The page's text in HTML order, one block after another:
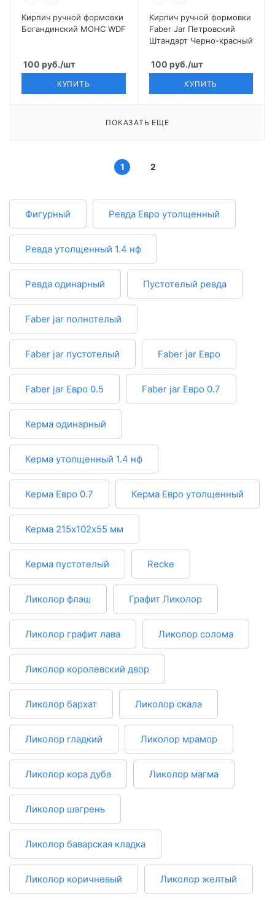
Кирпич ручной формовки
Богандинский МОНС WDF
100 руб./шт
КУПИТЬ
Кирпич ручной формовки
Faber Jar Петровский
Штандарт Черно-красный
100 руб./шт
КУПИТЬ
ПОКАЗАТЬ ЕЩЕ
1 2
Фигурный Ревда Евро утолщенный
Ревда утолщенный 1.4 нф
Ревда одинарный Пустотелый ревда
Faber jar полнотелый
Faber jar пустотелый Faber jar Евро
Faber jar Евро 0.5 Faber jar Евро 0.7
Керма одинарный
Керма утолщенный 1.4 нф
Керма Евро 0.7 Керма Евро утолщенный
Керма 215х102х55 мм
Керма пустотелый Recke
Ликолор флэш Графит Ликолор
Ликолор графит лава Ликолор солома
Ликолор королевский двор
Ликолор бархат Ликолор скала
Ликолор гладкий Ликолор мрамор
Ликолор кора дуба Ликолор магма
Ликолор шагрень
Ликолор баварская кладка
Ликолор коричневый Ликолор желтый